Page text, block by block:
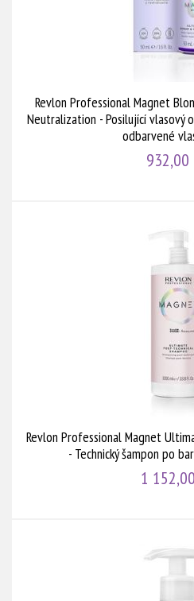
Revlon Professional Magnet
Neutralization - Posilující
odbarvené
932,00
Revlon Professional Magnet
- Technický šampon po
1